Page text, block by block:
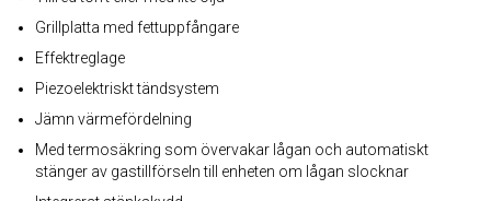
Grillplatta med fettuppfångare
Effektreglage
Piezoelektriskt tändsystem
Jämn värmefördelning
Med termosäkring som övervakar lågan och automatiskt
stänger av gastillförseln till enheten om lågan slocknar